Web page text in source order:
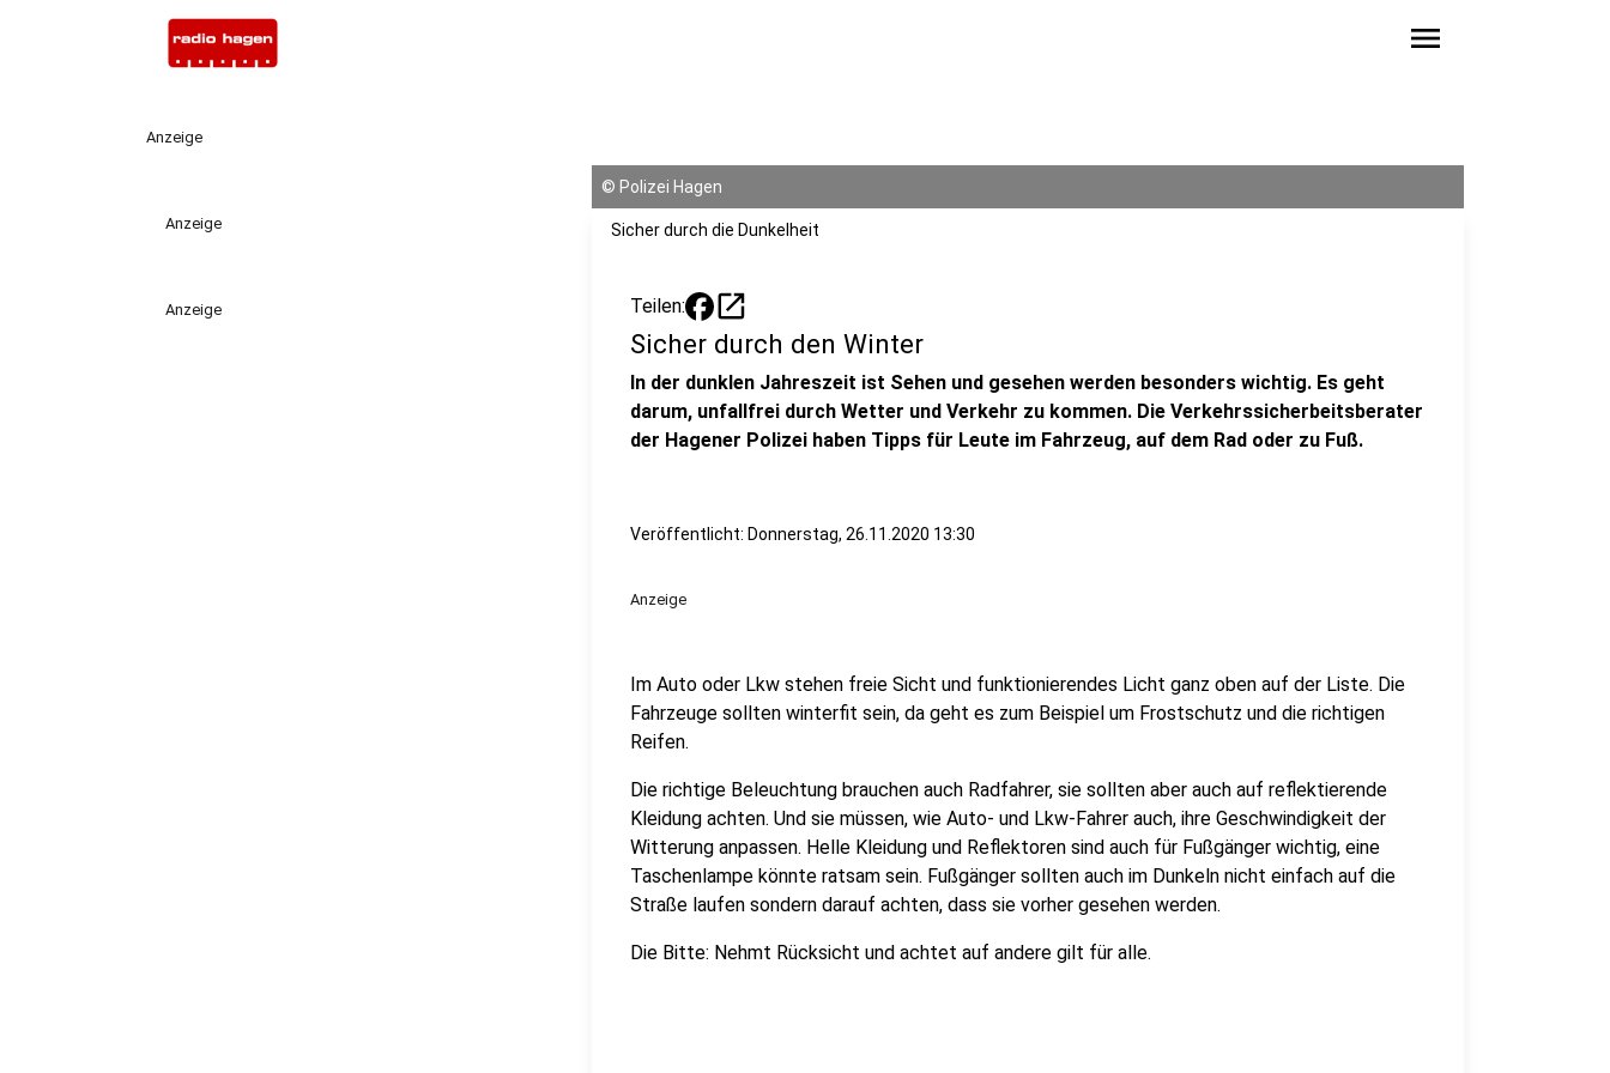
menu
Anzeige
Anzeige
Anzeige
© Polizei Hagen
Sicher durch die Dunkelheit
Teilen: open_in_new
Sicher durch den Winter
In der dunklen Jahreszeit ist Sehen und gesehen werden besonders wichtig. Es geht
darum, unfallfrei durch Wetter und Verkehr zu kommen. Die Verkehrssicherbeitsberater
der Hagener Polizei haben Tipps für Leute im Fahrzeug, auf dem Rad oder zu Fuß.
Veröffentlicht: Donnerstag, 26.11.2020 13:30
Anzeige
Im Auto oder Lkw stehen freie Sicht und funktionierendes Licht ganz oben auf der Liste. Die
Fahrzeuge sollten winterfit sein, da geht es zum Beispiel um Frostschutz und die richtigen
Reifen.
Die richtige Beleuchtung brauchen auch Radfahrer, sie sollten aber auch auf reflektierende
Kleidung achten. Und sie müssen, wie Auto- und Lkw-Fahrer auch, ihre Geschwindigkeit der
Witterung anpassen. Helle Kleidung und Reflektoren sind auch für Fußgänger wichtig, eine
Taschenlampe könnte ratsam sein. Fußgänger sollten auch im Dunkeln nicht einfach auf die
Straße laufen sondern darauf achten, dass sie vorher gesehen werden.
Die Bitte: Nehmt Rücksicht und achtet auf andere gilt für alle.